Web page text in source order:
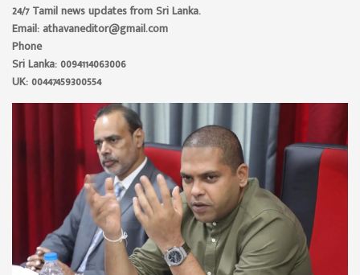
24/7 Tamil news updates from Sri Lanka.
Email: athavaneditor@gmail.com
Phone
Sri Lanka: 0094114063006
UK: 00447459300554